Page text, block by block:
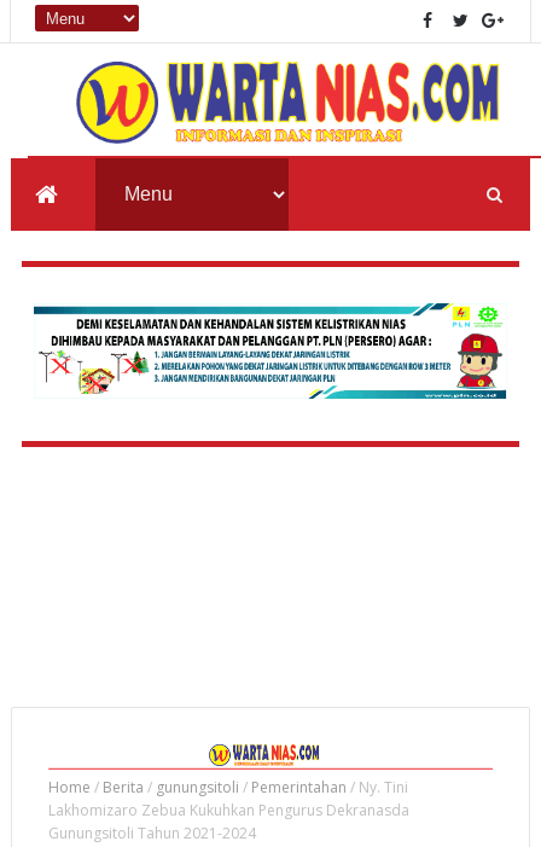
Home / Berita / gunungsitoli / Pemerintahan / Ny. Tini
Lakhomizaro Zebua Kukuhkan Pengurus Dekranasda
Gunungsitoli Tahun 2021-2024